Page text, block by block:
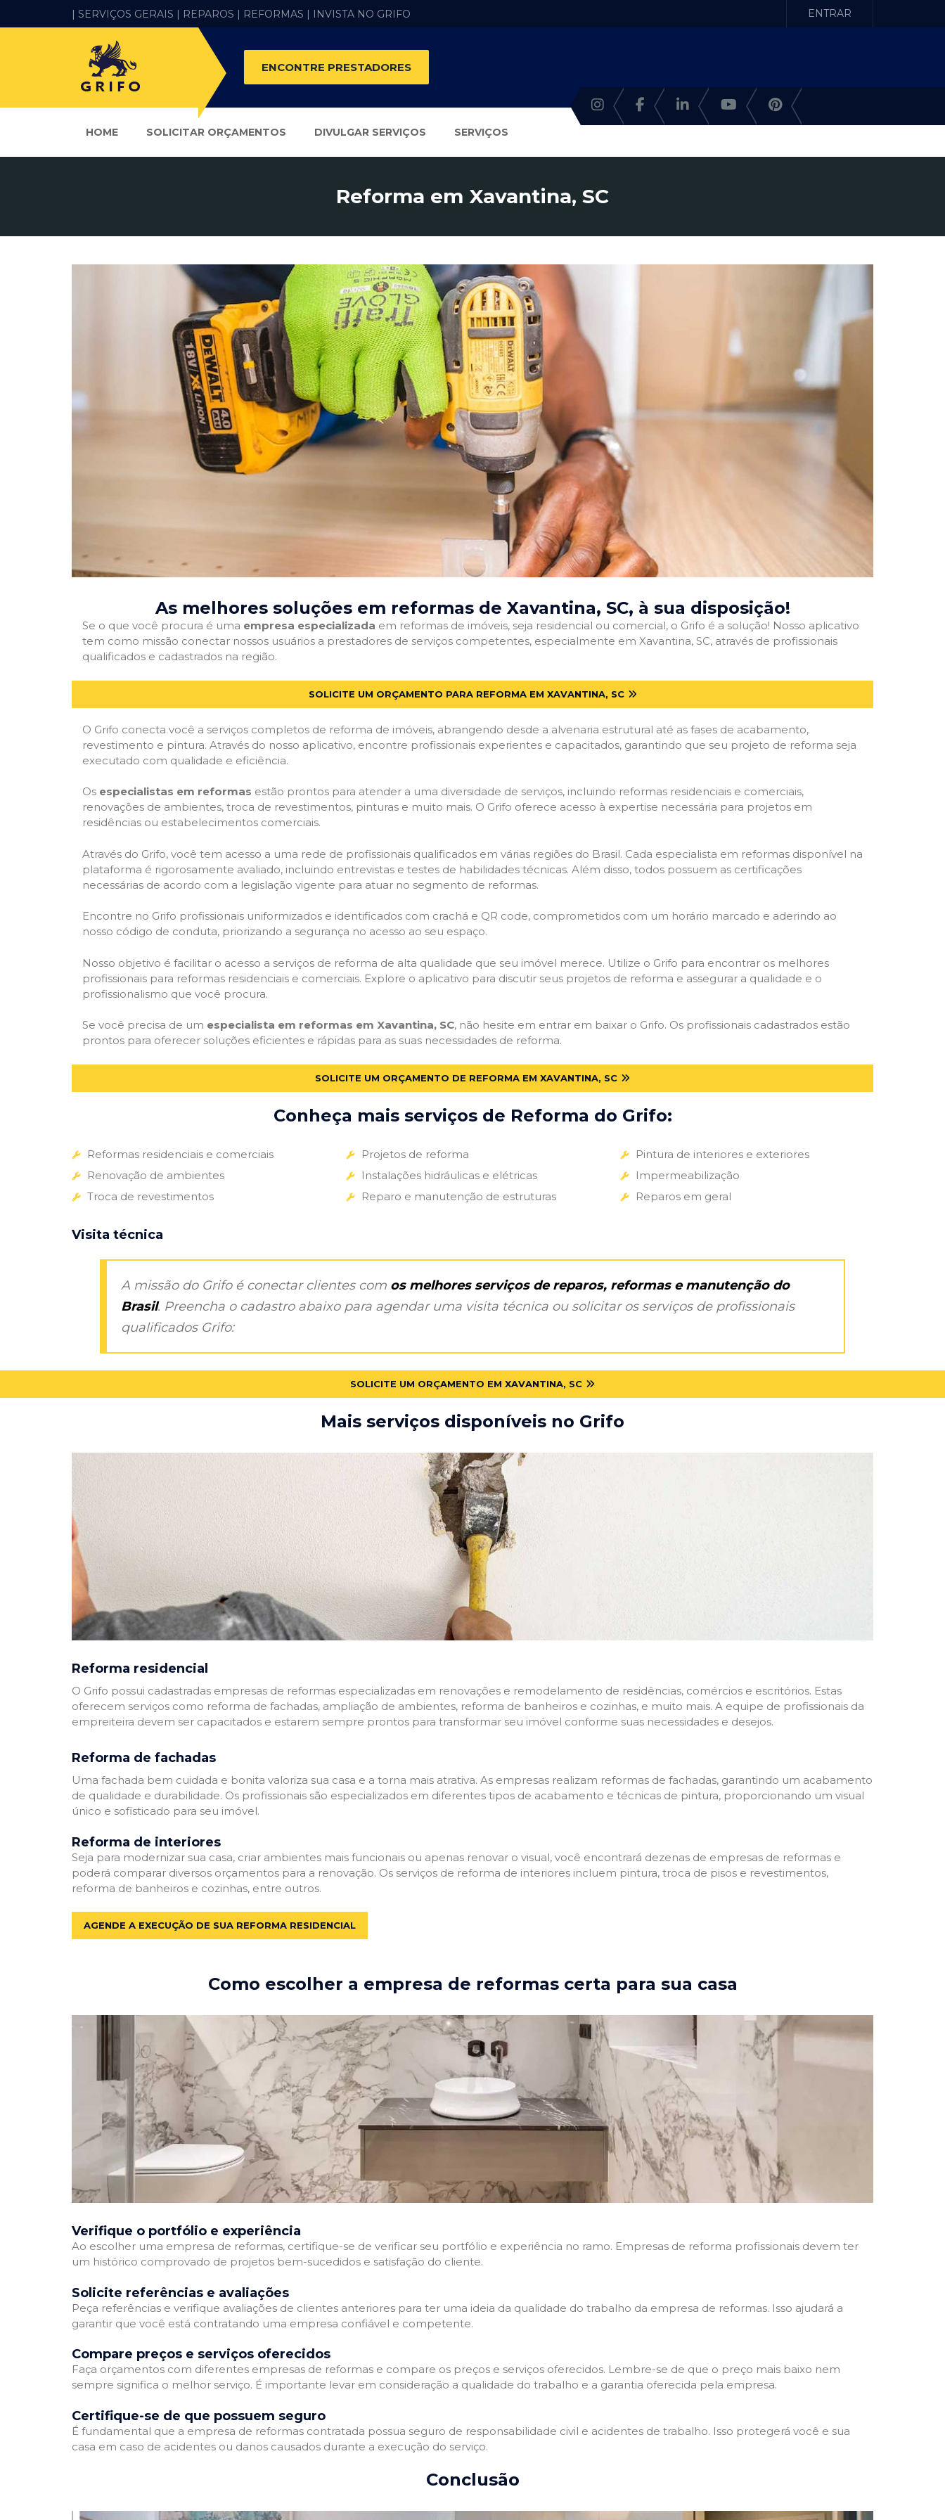
| SERVIÇOS GERAIS | REPAROS | REFORMAS | INVISTA NO GRIFO ENTRAR
ENCONTRE PRESTADORES
HOME SOLICITAR ORÇAMENTOS DIVULGAR SERVIÇOS SERVIÇOS
Reforma em Xavantina, SC
As melhores soluções em reformas de Xavantina, SC, à sua disposição!
Se o que você procura é uma empresa especializada em reformas de imóveis, seja residencial ou comercial, o Grifo é a solução! Nosso aplicativo
tem como missão conectar nossos usuários a prestadores de serviços competentes, especialmente em Xavantina, SC, através de profissionais
qualificados e cadastrados na região.
SOLICITE UM ORÇAMENTO PARA REFORMA EM XAVANTINA, SC
O Grifo conecta você a serviços completos de reforma de imóveis, abrangendo desde a alvenaria estrutural até as fases de acabamento,
revestimento e pintura. Através do nosso aplicativo, encontre profissionais experientes e capacitados, garantindo que seu projeto de reforma seja
executado com qualidade e eficiência.
Os especialistas em reformas estão prontos para atender a uma diversidade de serviços, incluindo reformas residenciais e comerciais,
renovações de ambientes, troca de revestimentos, pinturas e muito mais. O Grifo oferece acesso à expertise necessária para projetos em
residências ou estabelecimentos comerciais.
Através do Grifo, você tem acesso a uma rede de profissionais qualificados em várias regiões do Brasil. Cada especialista em reformas disponível na
plataforma é rigorosamente avaliado, incluindo entrevistas e testes de habilidades técnicas. Além disso, todos possuem as certificações
necessárias de acordo com a legislação vigente para atuar no segmento de reformas.
Encontre no Grifo profissionais uniformizados e identificados com crachá e QR code, comprometidos com um horário marcado e aderindo ao
nosso código de conduta, priorizando a segurança no acesso ao seu espaço.
Nosso objetivo é facilitar o acesso a serviços de reforma de alta qualidade que seu imóvel merece. Utilize o Grifo para encontrar os melhores
profissionais para reformas residenciais e comerciais. Explore o aplicativo para discutir seus projetos de reforma e assegurar a qualidade e o
profissionalismo que você procura.
Se você precisa de um especialista em reformas em Xavantina, SC, não hesite em entrar em baixar o Grifo. Os profissionais cadastrados estão
prontos para oferecer soluções eficientes e rápidas para as suas necessidades de reforma.
SOLICITE UM ORÇAMENTO DE REFORMA EM XAVANTINA, SC
Conheça mais serviços de Reforma do Grifo:
Reformas residenciais e comerciais
Renovação de ambientes
Troca de revestimentos
Projetos de reforma
Instalações hidráulicas e elétricas
Reparo e manutenção de estruturas
Pintura de interiores e exteriores
Impermeabilização
Reparos em geral
Visita técnica
A missão do Grifo é conectar clientes com os melhores serviços de reparos, reformas e manutenção do
Brasil. Preencha o cadastro abaixo para agendar uma visita técnica ou solicitar os serviços de profissionais
qualificados Grifo:
SOLICITE UM ORÇAMENTO EM XAVANTINA, SC
Mais serviços disponíveis no Grifo
Reforma residencial
O Grifo possui cadastradas empresas de reformas especializadas em renovações e remodelamento de residências, comércios e escritórios. Estas
oferecem serviços como reforma de fachadas, ampliação de ambientes, reforma de banheiros e cozinhas, e muito mais. A equipe de profissionais da
empreiteira devem ser capacitados e estarem sempre prontos para transformar seu imóvel conforme suas necessidades e desejos.
Reforma de fachadas
Uma fachada bem cuidada e bonita valoriza sua casa e a torna mais atrativa. As empresas realizam reformas de fachadas, garantindo um acabamento
de qualidade e durabilidade. Os profissionais são especializados em diferentes tipos de acabamento e técnicas de pintura, proporcionando um visual
único e sofisticado para seu imóvel.
Reforma de interiores
Seja para modernizar sua casa, criar ambientes mais funcionais ou apenas renovar o visual, você encontrará dezenas de empresas de reformas e
poderá comparar diversos orçamentos para a renovação. Os serviços de reforma de interiores incluem pintura, troca de pisos e revestimentos,
reforma de banheiros e cozinhas, entre outros.
AGENDE A EXECUÇÃO DE SUA REFORMA RESIDENCIAL
Como escolher a empresa de reformas certa para sua casa
Verifique o portfólio e experiência
Ao escolher uma empresa de reformas, certifique-se de verificar seu portfólio e experiência no ramo. Empresas de reforma profissionais devem ter
um histórico comprovado de projetos bem-sucedidos e satisfação do cliente.
Solicite referências e avaliações
Peça referências e verifique avaliações de clientes anteriores para ter uma ideia da qualidade do trabalho da empresa de reformas. Isso ajudará a
garantir que você está contratando uma empresa confiável e competente.
Compare preços e serviços oferecidos
Faça orçamentos com diferentes empresas de reformas e compare os preços e serviços oferecidos. Lembre-se de que o preço mais baixo nem
sempre significa o melhor serviço. É importante levar em consideração a qualidade do trabalho e a garantia oferecida pela empresa.
Certifique-se de que possuem seguro
É fundamental que a empresa de reformas contratada possua seguro de responsabilidade civil e acidentes de trabalho. Isso protegerá você e sua
casa em caso de acidentes ou danos causados durante a execução do serviço.
Conclusão